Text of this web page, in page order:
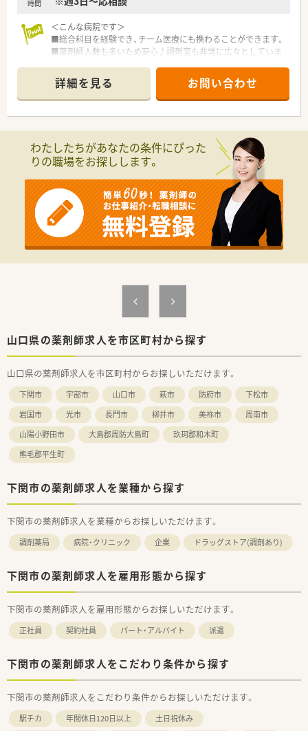
時間
＜こんな病院です＞
■総合科目を経験でき、チーム医療にも携わることができます。
■薬剤師人数も多いため安心♪調剤室も非常に広々としていま
＜業務内容＞
■調剤業務をお願いいたします。
■弊社は全国に12拠点を展開し、全国各地の薬局・ドラッグスト
アなど、派遣先との信頼関係を大切にしながら、豊富な求人情報
をご提供しています。
また、今後ご転居された場合でも、全国各地のエリア情報に精
通したコンサルタントが皆様をお迎えいたします。
■充実した福利厚生！
福利厚生サービス利用可能・スポーツクラブ利用可能・特別休
暇制度・慶弔見舞金制度などがございます。
■研修制度も充実！
e-ラーニング受講無料・ファーマシーセミナーへの参加無料・
情報メディア「ファルマラボ」 などがございます。
■就業日は当社負担にて薬剤師賠償責任保険が適用されますの
で、安心してご就業いただけます。
子の看護休暇・介護休暇が取得可能です。
■派遣就業のため基本的に残業はありません。発生した場合も1
＜こんな方にもオススメ＞
■長期就業は難しいけど、短期で働きたい方
■残業少なくメリハリをつけて働きたい方
等々…
少しでも気になった方はお問い合わせくださいませ
詳細を見る お問い合わせ
わたしたちがあなたの条件にぴった
りの職場をお探しします。
山口県の薬剤師求人を市区町村から探す
山口県の薬剤師求人を市区町村からお探しいただけます。
下関市 宇部市 山口市 萩市 防府市
下松市
岩国市
光市 長門市 柳井市 美祢市
周南市
山陽小野田市
大島郡周防大島町
玖珂郡和木町
熊毛郡平生町
下関市の薬剤師求人を業種から探す
下関市の薬剤師求人を業種からお探しいただけます。
調剤薬局 病院・クリニック 企業 ドラッグストア(調剤あり)
下関市の薬剤師求人を雇用形態から探す
下関市の薬剤師求人を雇用形態からお探しいただけます。
正社員 契約社員 パート・アルバイト 派遣
下関市の薬剤師求人をこだわり条件から探す
下関市の薬剤師求人をこだわり条件からお探しいただけます。
駅チカ 年間休日120日以上
土日祝休み